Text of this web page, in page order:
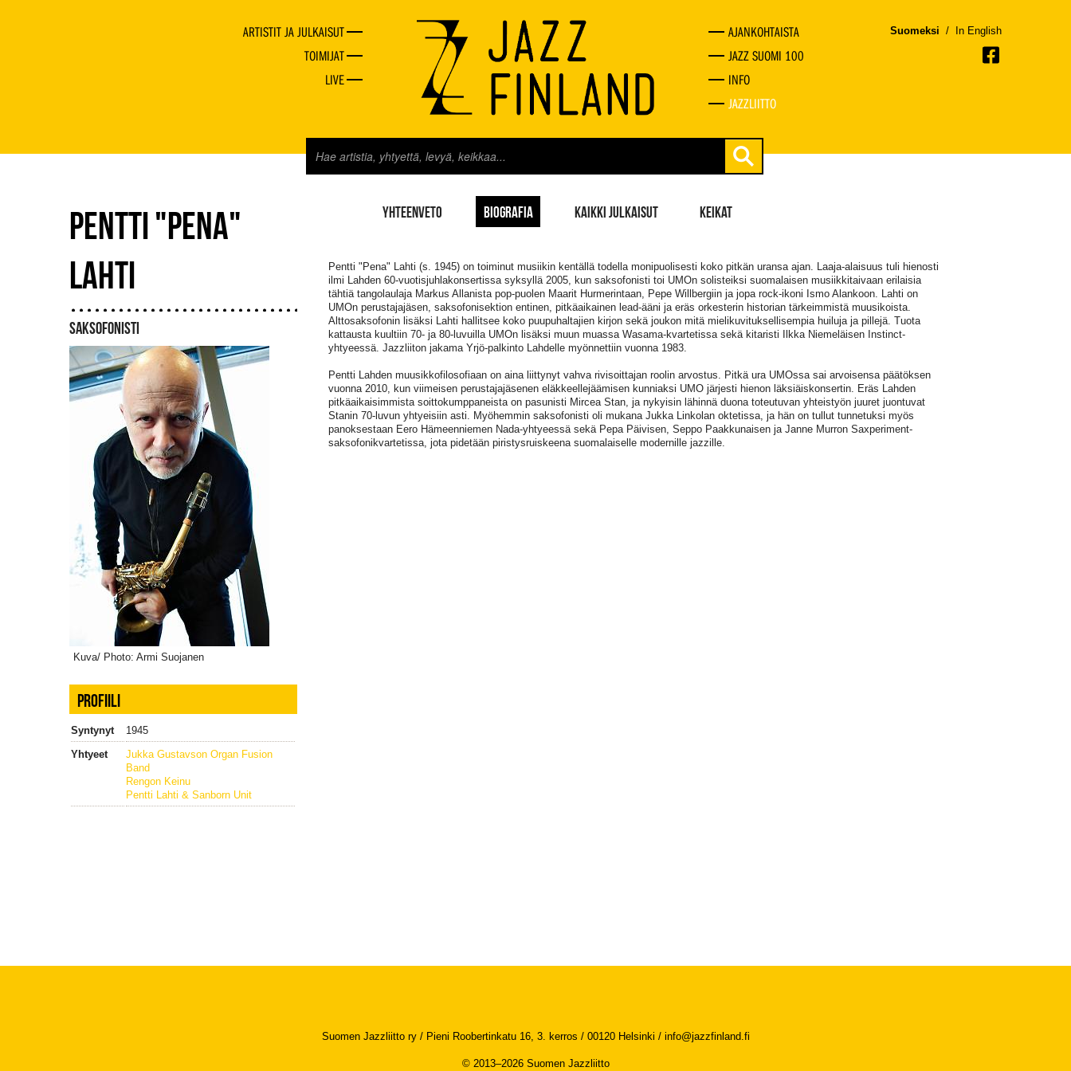
ARTISTIT JA JULKAISUT
TOIMIJAT
LIVE
AJANKOHTAISTA
JAZZ SUOMI 100
INFO
JAZZLIITTO
Suomeksi / In English
YHTEENVETO BIOGRAFIA KAIKKI JULKAISUT KEIKAT
PENTTI "PENA"
LAHTI
SAKSOFONISTI
Kuva/ Photo: Armi Suojanen
PROFIILI
Syntynyt
1945
Yhtyeet
Jukka Gustavson Organ Fusion
Band
Rengon Keinu
Pentti Lahti & Sanborn Unit
Pentti "Pena" Lahti (s. 1945) on toiminut musiikin kentällä todella monipuolisesti koko pitkän uransa ajan. Laaja-alaisuus tuli hienosti
ilmi Lahden 60-vuotisjuhlakonsertissa syksyllä 2005, kun saksofonisti toi UMOn solisteiksi suomalaisen musiikkitaivaan erilaisia
tähtiä tangolaulaja Markus Allanista pop-puolen Maarit Hurmerintaan, Pepe Willbergiin ja jopa rock-ikoni Ismo Alankoon. Lahti on
UMOn perustajajäsen, saksofonisektion entinen, pitkäaikainen lead-ääni ja eräs orkesterin historian tärkeimmistä muusikoista.
Alttosaksofonin lisäksi Lahti hallitsee koko puupuhaltajien kirjon sekä joukon mitä mielikuvituksellisempia huiluja ja pillejä. Tuota
kattausta kuultiin 70- ja 80-luvuilla UMOn lisäksi muun muassa Wasama-kvartetissa sekä kitaristi Ilkka Niemeläisen Instinct-
yhtyeessä. Jazzliiton jakama Yrjö-palkinto Lahdelle myönnettiin vuonna 1983.
Pentti Lahden muusikkofilosofiaan on aina liittynyt vahva rivisoittajan roolin arvostus. Pitkä ura UMOssa sai arvoisensa päätöksen
vuonna 2010, kun viimeisen perustajajäsenen eläkkeellejäämisen kunniaksi UMO järjesti hienon läksiäiskonsertin. Eräs Lahden
pitkäaikaisimmista soittokumppaneista on pasunisti Mircea Stan, ja nykyisin lähinnä duona toteutuvan yhteistyön juuret juontuvat
Stanin 70-luvun yhtyeisiin asti. Myöhemmin saksofonisti oli mukana Jukka Linkolan oktetissa, ja hän on tullut tunnetuksi myös
panoksestaan Eero Hämeenniemen Nada-yhtyeessä sekä Pepa Päivisen, Seppo Paakkunaisen ja Janne Murron Saxperiment-
saksofonikvartetissa, jota pidetään piristysruiskeena suomalaiselle modernille jazzille.
Suomen Jazzliitto ry / Pieni Roobertinkatu 16, 3. kerros / 00120 Helsinki / info@jazzfinland.fi
© 2013–2026 Suomen Jazzliitto